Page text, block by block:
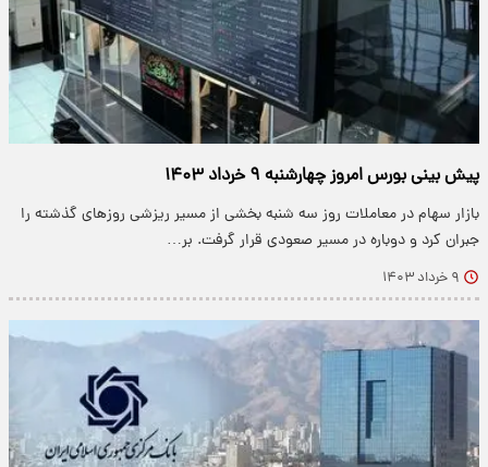
پیش بینی بورس امروز چهارشنبه ۹ خرداد ۱۴۰۳
بازار سهام در معاملات روز سه شنبه بخشی از مسیر ریزشی روزهای گذشته را
جبران کرد و دوباره در مسیر صعودی قرار گرفت. بر…
۹ خرداد ۱۴۰۳